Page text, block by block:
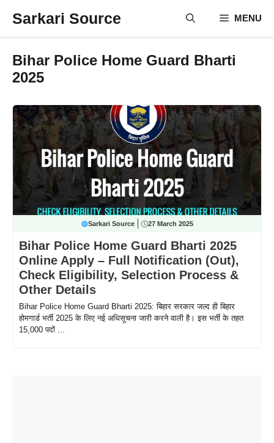
Sarkari Source MENU
Bihar Police Home Guard Bharti
2025
Sarkari Source 27 March 2025
Bihar Police Home Guard Bharti 2025
Online Apply – Full Notification (Out),
Check Eligibility, Selection Process &
Other Details
Bihar Police Home Guard Bharti 2025: बिहार सरकार जल्द ही बिहार
होमगार्ड भर्ती 2025 के लिए नई अधिसूचना जारी करने वाली है। इस भर्ती के तहत
15,000 पदों ...